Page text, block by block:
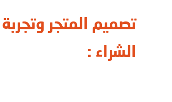
تصميم المتجر
الشراء :